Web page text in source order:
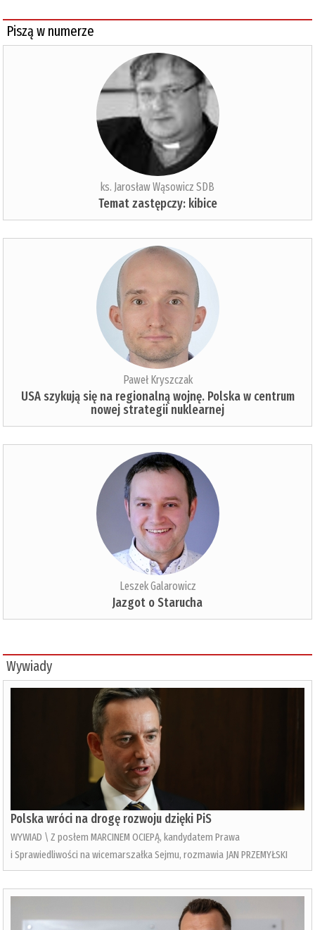
Piszą w numerze
ks. Jarosław Wąsowicz SDB
Temat zastępczy: kibice
Paweł Kryszczak
USA szykują się na regionalną wojnę. Polska w centrum
nowej strategii nuklearnej
Leszek Galarowicz
Jazgot o Starucha
Wywiady
Polska wróci na drogę rozwoju dzięki PiS
WYWIAD \ Z posłem MARCINEM OCIEPĄ, kandydatem Prawa
i Sprawiedliwości na wicemarszałka Sejmu, rozmawia JAN PRZEMYŁSKI